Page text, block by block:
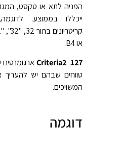
הפניה לתא או טקסט,
ייכללו בממוצע.
או B4.
Criteria2–127
טווחים שבהם יש להעריך
המשויכים.
דוגמה